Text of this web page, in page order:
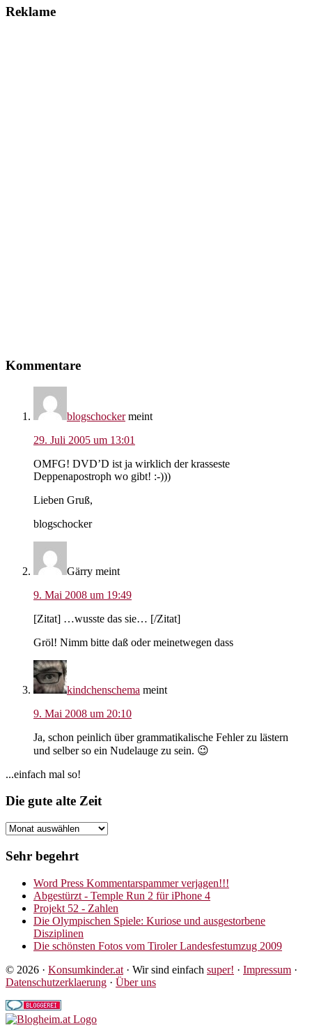
Reklame
Interaktionen
Kommentare
blogschocker meint
29. Juli 2005 um 13:01
OMFG! DVD’D ist ja wirklich der krasseste
Deppenapostroph wo gibt! :-)))
Lieben Gruß,
blogschocker
Gärry meint
9. Mai 2008 um 19:49
[Zitat] …wusste das sie… [/Zitat]
Gröl! Nimm bitte daß oder meinetwegen dass
kindchenschema meint
9. Mai 2008 um 20:10
Ja, schon peinlich über grammatikalische Fehler zu lästern
und selber so ein Nudelauge zu sein. 😉
Seitenspalte
...einfach mal so!
Footer
Die gute alte Zeit
Die
alte
Sehr begehrt
Word Press Kommentarspammer verjagen!!!
Abgestürzt - Temple Run 2 für iPhone 4
Projekt 52 - Zahlen
Die Olympischen Spiele: Kuriose und ausgestorbene
Disziplinen
Die schönsten Fotos vom Tiroler Landesfestumzug 2009
© 2026 · Konsumkinder.at · Wir sind einfach super! · Impressum ·
Datenschutzerklaerung · Über uns